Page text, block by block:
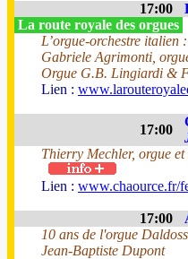
17:00
La route royale des orgues
L’orgue-orchestre italien
Gabriele Agrimonti,
Orgue G.B. Lingiardi &
Lien :
17:00
Thierry Mechler, orgue et
Lien : www.chaource.fr/
17:00
10 ans de l'orgue
Jean-Baptiste Dupont